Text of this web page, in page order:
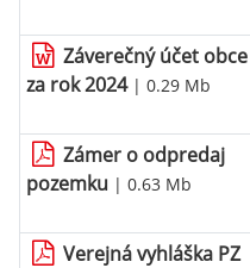
Záverečný účet obce
za rok 2024| 0.29 Mb
Zámer o odpredaj
pozemku | 0.63 Mb
Verejná vyhláška PZ